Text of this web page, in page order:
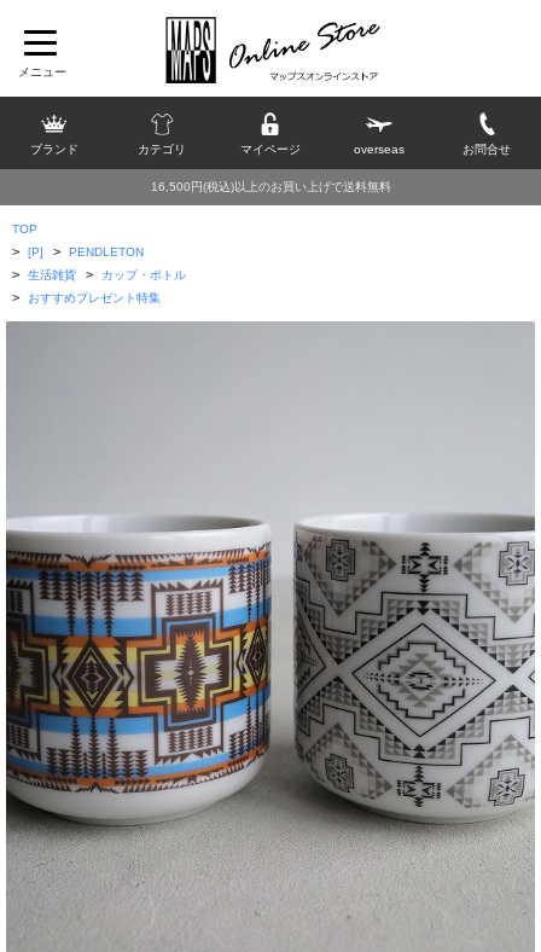
ブランド カテゴリ マイページ overseas お問合せ
16,500円(税込)以上のお買い上げで送料無料
TOP
> [P] > PENDLETON
> 生活雑貨 > カップ・ボトル
> おすすめプレゼント特集